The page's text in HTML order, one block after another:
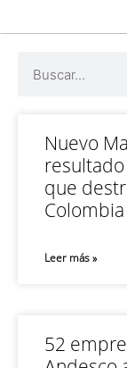
Nuevo
que
Colombia
Leer más »
52